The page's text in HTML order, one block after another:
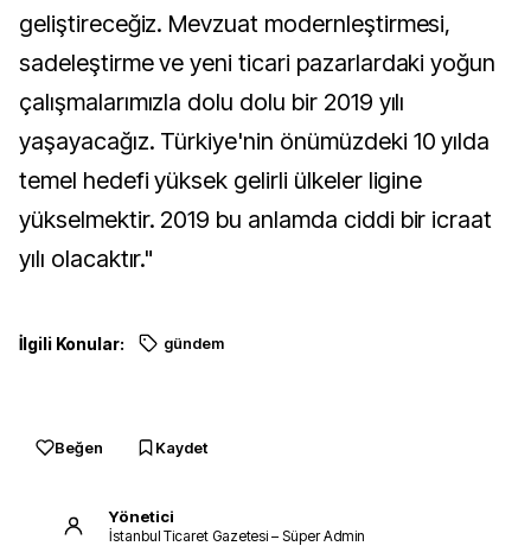
geliştireceğiz. Mevzuat modernleştirmesi,
sadeleştirme ve yeni ticari pazarlardaki yoğun
çalışmalarımızla dolu dolu bir 2019 yılı
yaşayacağız. Türkiye'nin önümüzdeki 10 yılda
temel hedefi yüksek gelirli ülkeler ligine
yükselmektir. 2019 bu anlamda ciddi bir icraat
yılı olacaktır."
İlgili Konular: gündem
Beğen Kaydet
Yönetici
İstanbul Ticaret Gazetesi – Süper Admin